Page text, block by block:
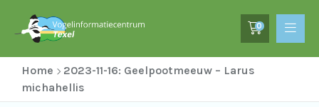
0
Home
2023-11-16: Geelpootmeeuw – Larus
michahellis